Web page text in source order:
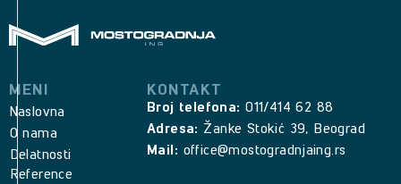
MENI
Naslovna
O nama
Delatnosti
Reference
KONTAKT
Broj telefona: 011/414 62 88
Adresa: Žanke Stokić 39, Beograd
Mail: office@mostogradnjaing.rs